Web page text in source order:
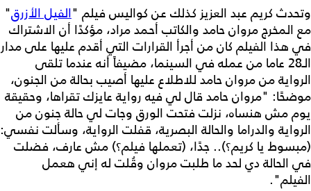
وتحدث كريم عبد العزيز كذلك عن كواليس فيلم "الفيل الأزرق"
مع المخرج مروان حامد والكاتب أحمد مراد، مؤكدًا أن الاشتراك
في هذا الفيلم كان من أجرأ القرارات التي أقدم عليها على مدار
الـ28 عاما من عمله في السينما، مضيفاً أنه عندما تلقى
الرواية من مروان حامد للاطلاع عليها أصيب بحالة من الجنون،
موضحًا: "مروان حامد قال لي فيه رواية عايزك تقراها، وحقيقة
يوم مش هنساه، نزلت فتحت الورق وجات لي حالة جنون من
الرواية والدراما والحالة البصرية، قفلت الرواية، وسألت نفسي:
(مبسوط يا كريم؟).. جدًا، (تعملها فيلم؟) مش عارف، فضلت
في الحالة دي لحد ما طلبت مروان وقُلت له إني هعمل
الفيلم".